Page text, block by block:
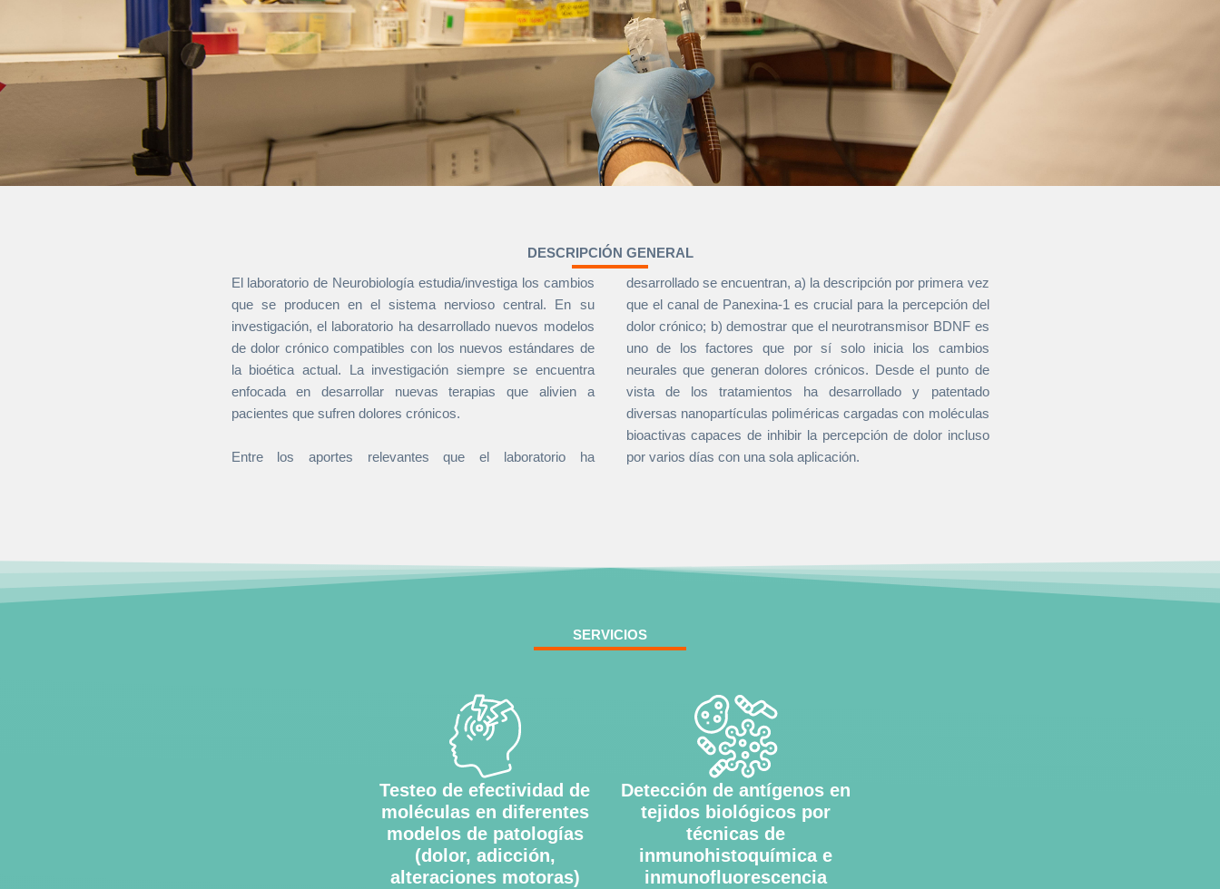
DESCRIPCIÓN GENERAL
El laboratorio de Neurobiología estudia/investiga los cambios
que se producen en el sistema nervioso central. En su
investigación, el laboratorio ha desarrollado nuevos modelos
de dolor crónico compatibles con los nuevos estándares de
la bioética actual. La investigación siempre se encuentra
enfocada en desarrollar nuevas terapias que alivien a
pacientes que sufren dolores crónicos.
Entre los aportes relevantes que el laboratorio ha
desarrollado se encuentran, a) la descripción por primera vez
que el canal de Panexina-1 es crucial para la percepción del
dolor crónico; b) demostrar que el neurotransmisor BDNF es
uno de los factores que por sí solo inicia los cambios
neurales que generan dolores crónicos. Desde el punto de
vista de los tratamientos ha desarrollado y patentado
diversas nanopartículas poliméricas cargadas con moléculas
bioactivas capaces de inhibir la percepción de dolor incluso
por varios días con una sola aplicación.
SERVICIOS
Testeo de efectividad de
moléculas en diferentes
modelos de patologías
(dolor, adicción,
alteraciones motoras)
Detección de antígenos en
tejidos biológicos por
técnicas de
inmunohistoquímica e
inmunofluorescencia